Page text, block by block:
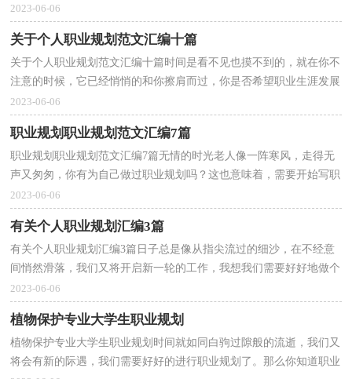
许多人都在为如何写好职业规划而烦恼吧，以下是小编整...
2023-06-06
关于个人职业规划范文汇编十篇
关于个人职业规划范文汇编十篇时间是看不见也摸不到的，就在你不
注意的时候，它已经悄悄的和你擦肩而过，你是否希望职业生涯发展
顺利呢？不如为自己的职业生涯做个规划吧。职业规划...
2023-06-06
职业规划职业规划范文汇编7篇
职业规划职业规划范文汇编7篇无情的时光老人像一阵寒风，走得无
声又匆匆，你有为自己做过职业规划吗？这也意味着，需要开始写职
业规划了。到底应如何做职业规划呢？下面是小编整理的...
2023-06-06
有关个人职业规划汇编3篇
有关个人职业规划汇编3篇日子总是像从指尖流过的细沙，在不经意
间悄然滑落，我们又将开启新一轮的工作，我想我们需要好好地做个
职业规划了。我们该怎么去写职业规划呢？以下是小编...
2023-06-06
植物保护专业大学生职业规划
植物保护专业大学生职业规划时间就如同白驹过隙般的流逝，我们又
将会有新的际遇，我们需要好好的进行职业规划了。那么你知道职业